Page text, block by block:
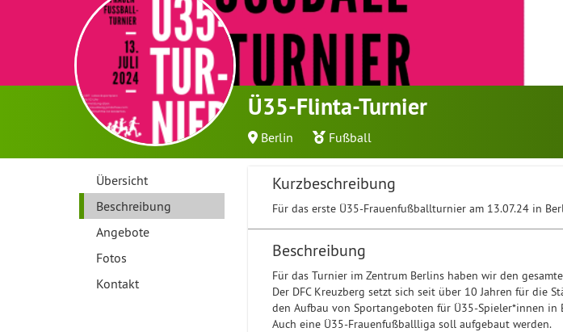
Ü35-Flinta-Turnier
Berlin Fußball
Übersicht
Beschreibung
Angebote
Fotos
Kontakt
Kurzbeschreibung
Für das erste Ü35-Frauenfußballturnier am 13.07.24 in
Beschreibung
Für das Turnier im Zentrum Berlins haben wir den
Der DFC Kreuzberg setzt sich seit über 10 Jahren für die
den Aufbau von Sportangeboten für Ü35-Spieler*innen in
Auch eine Ü35-Frauenfußballliga soll aufgebaut werden.